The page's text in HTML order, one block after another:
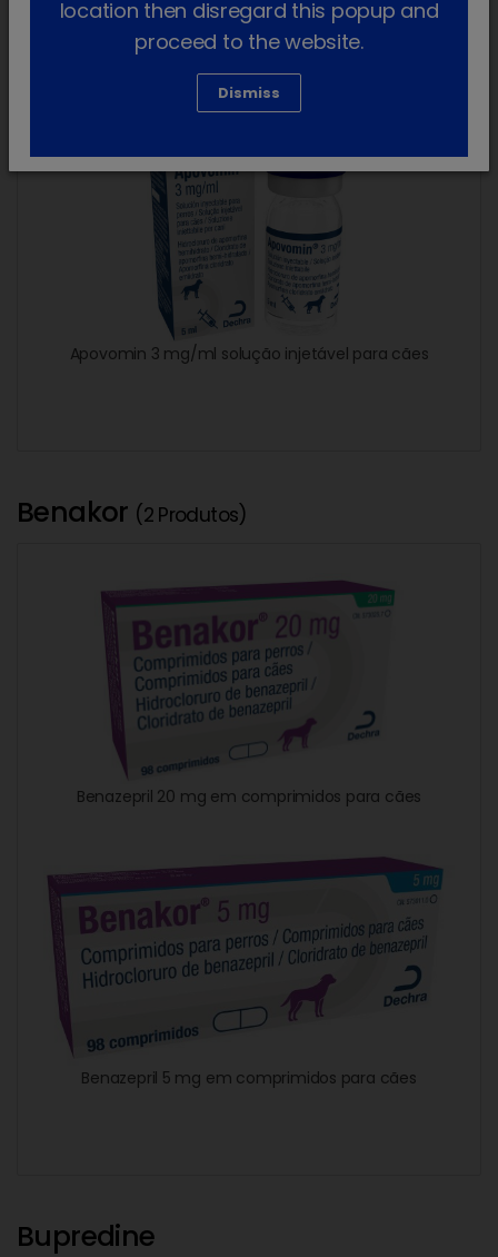
Apovomin 3 mg/ml solução injetável para cães
Benakor (2 Produtos)
Benazepril 20 mg em comprimidos para cães
Benazepril 5 mg em comprimidos para cães
Bupredine
location then disregard this popup and
proceed to the website.
Dismiss